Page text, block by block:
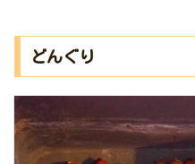
どんぐり